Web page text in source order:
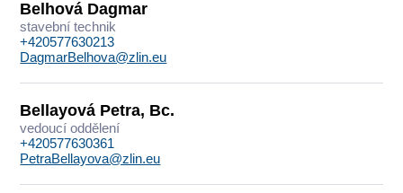
Belhová Dagmar
stavební technik
+420577630213
DagmarBelhova@zlin.eu
Bellayová Petra, Bc.
vedoucí oddělení
+420577630361
PetraBellayova@zlin.eu